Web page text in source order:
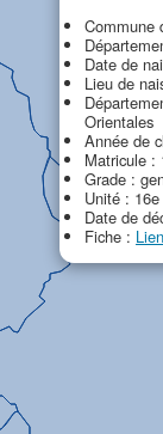
Commune
Date de
Lieu de
Orientales
Année de
Matricule :
Grade :
Unité :
Date de
Fiche : Lien